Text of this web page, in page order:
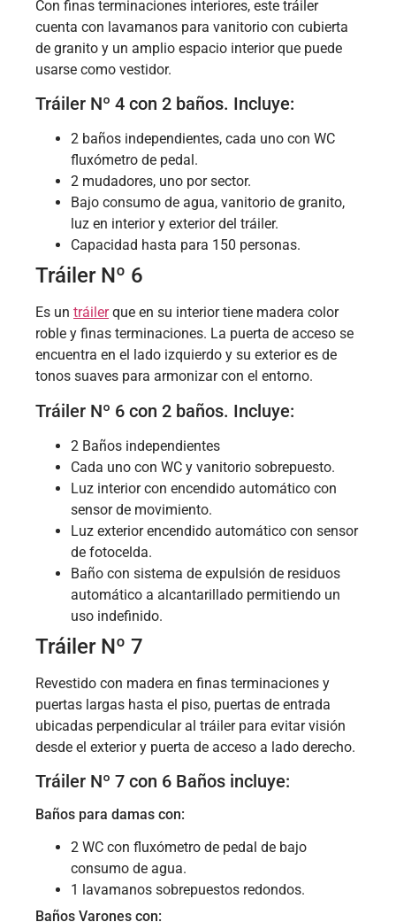
Con finas terminaciones interiores, este tráiler
cuenta con lavamanos para vanitorio con cubierta
de granito y un amplio espacio interior que puede
usarse como vestidor.
Tráiler Nº 4 con 2 baños. Incluye:
2 baños independientes, cada uno con WC
fluxómetro de pedal.
2 mudadores, uno por sector.
Bajo consumo de agua, vanitorio de granito,
luz en interior y exterior del tráiler.
Capacidad hasta para 150 personas.
Tráiler Nº 6
Es un tráilerque en su interior tiene madera color
roble y finas terminaciones. La puerta de acceso se
encuentra en el lado izquierdo y su exterior es de
tonos suaves para armonizar con el entorno.
Tráiler Nº 6 con 2 baños. Incluye:
2 Baños independientes
Cada uno con WC y vanitorio sobrepuesto.
Luz interior con encendido automático con
sensor de movimiento.
Luz exterior encendido automático con sensor
de fotocelda.
Baño con sistema de expulsión de residuos
automático a alcantarillado permitiendo un
uso indefinido.
Tráiler Nº 7
Revestido con madera en finas terminaciones y
puertas largas hasta el piso, puertas de entrada
ubicadas perpendicular al tráiler para evitar visión
desde el exterior y puerta de acceso a lado derecho.
Tráiler Nº 7 con 6 Baños incluye:
Baños para damas con:
2 WC con fluxómetro de pedal de bajo
consumo de agua.
1 lavamanos sobrepuestos redondos.
Baños Varones con: